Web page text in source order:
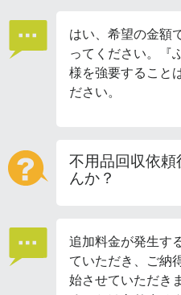
はい、希望の金額
ってください。『
様を強要すること
ださい。
不用品回収依
んか？
追加料金が発生す
ていただき、ご納
始させていただき